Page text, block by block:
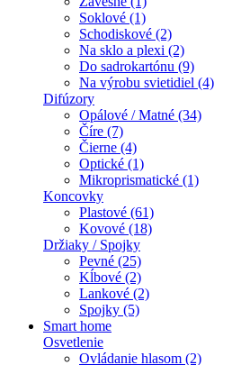
Soklové (1)
Schodiskové (2)
Na sklo a plexi (2)
Do sadrokartónu (9)
Na výrobu svietidiel (4)
Difúzory
Opálové / Matné (34)
Číre (7)
Čierne (4)
Optické (1)
Mikroprismatické (1)
Koncovky
Plastové (61)
Kovové (18)
Držiaky / Spojky
Pevné (25)
Kĺbové (2)
Lankové (2)
Spojky (5)
Smart home
Osvetlenie
Ovládanie hlasom (2)